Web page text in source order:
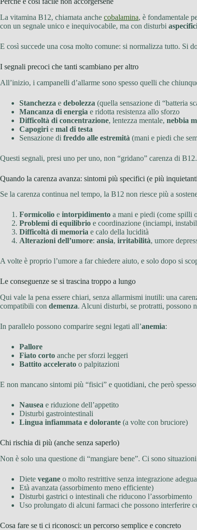
La vitamina B12, chiamata anche cobalamina, è fondamentale
con un segnale unico e inequivocabile, ma con disturbi
E così succede una cosa molto comune: si normalizza tutto. Si
I segnali precoci che tanti scambiano per altro
All’inizio, i campanelli d’allarme sono spesso quelli che
Stanchezza e debolezza (quella sensazione di “batteria
Mancanza di energia e ridotta resistenza allo sforzo
Difficoltà di concentrazione, lentezza mentale, nebbia
Capogiri e mal di testa
Sensazione di freddo alle estremità (mani e piedi che
Questi segnali, presi uno per uno, non “gridano” carenza di
Quando la carenza avanza: sintomi più specifici (e più
Se la carenza continua nel tempo, la B12 non riesce più a
Formicolio e intorpidimento a mani e piedi (come spilli
Problemi di equilibrio e coordinazione (inciampi,
Difficoltà di memoria e calo della lucidità
Alterazioni dell’umore: ansia, irritabilità, umore
A volte è proprio l’umore a far chiedere aiuto, e solo dopo si
Le conseguenze se si trascina troppo a lungo
Qui vale la pena essere chiari, senza allarmismi inutili: una
compatibili con demenza. Alcuni disturbi, se protratti, possono
In parallelo possono comparire segni legati all’anemia:
Pallore
Fiato corto anche per sforzi leggeri
Battito accelerato o palpitazioni
E non mancano sintomi più “fisici” e quotidiani, che però
Nausea e riduzione dell’appetito
Disturbi gastrointestinali
Lingua infiammata e dolorante (a volte con bruciore)
Chi rischia di più (anche senza saperlo)
Non è solo una questione di “mangiare bene”. Ci sono
Diete vegane o molto restrittive senza integrazione
Età avanzata (assorbimento meno efficiente)
Disturbi gastrici o intestinali che riducono l’assorbimento
Uso prolungato di alcuni farmaci che possono interferire
Cosa fare se ti ci riconosci: un percorso semplice e concreto